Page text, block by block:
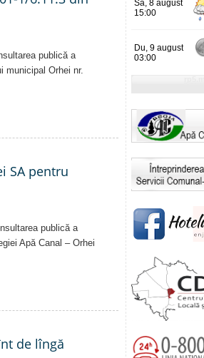
publică a
municipal Orhei nr.
SA pentru
publică a
Apă Canal – Orhei
de lîngă